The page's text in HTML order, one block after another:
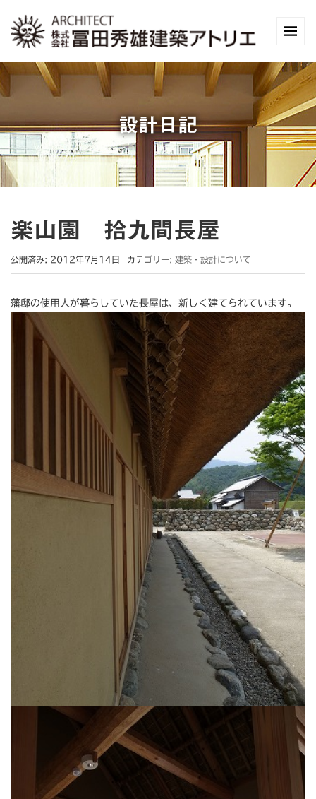
設計日記
楽山園 拾九間長屋
公開済み: 2012年7月14日 カテゴリー: 建築・設計について
藩邸の使用人が暮らしていた長屋は、新しく建てられています。